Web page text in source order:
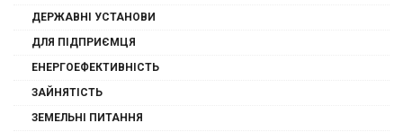
ДЕРЖАВНІ УСТАНОВИ
ДЛЯ ПІДПРИЄМЦЯ
ЕНЕРГОЕФЕКТИВНІСТЬ
ЗАЙНЯТІСТЬ
ЗЕМЕЛЬНІ ПИТАННЯ